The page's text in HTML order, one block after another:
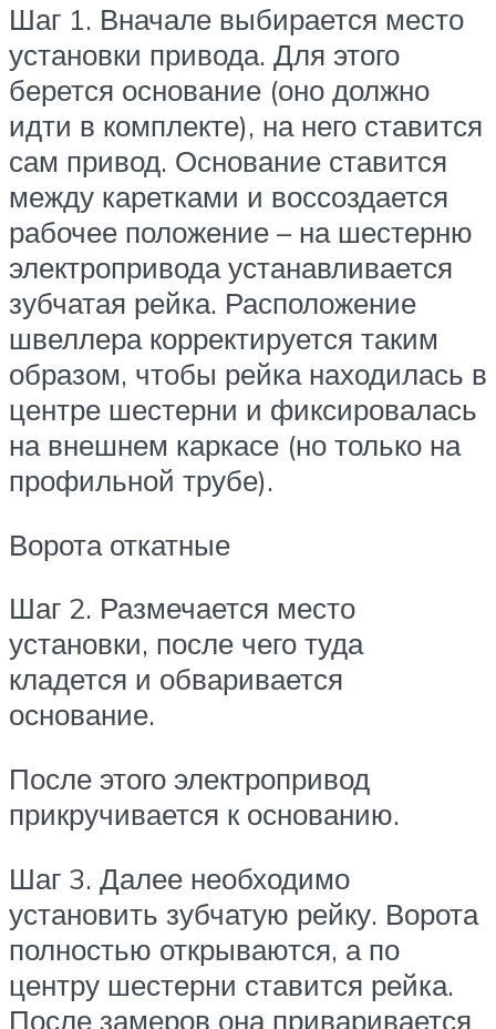
Шаг 1. Вначале выбирается место
установки привода. Для этого
берется основание (оно должно
идти в комплекте), на него ставится
сам привод. Основание ставится
между каретками и воссоздается
рабочее положение – на шестерню
электропривода устанавливается
зубчатая рейка. Расположение
швеллера корректируется таким
образом, чтобы рейка находилась в
центре шестерни и фиксировалась
на внешнем каркасе (но только на
профильной трубе).
Ворота откатные
Шаг 2. Размечается место
установки, после чего туда
кладется и обваривается
основание.
После этого электропривод
прикручивается к основанию.
Шаг 3. Далее необходимо
установить зубчатую рейку. Ворота
полностью открываются, а по
центру шестерни ставится рейка.
После замеров она приваривается